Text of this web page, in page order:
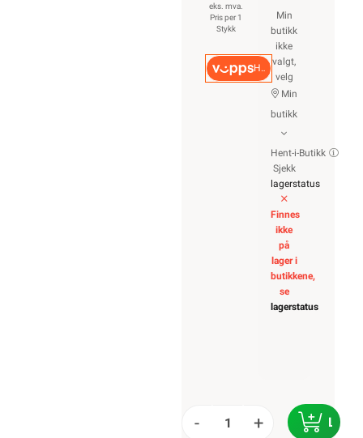
eks. mva.
Pris per 1
Stykk
Hurtigkasse
Min
butikk
ikke
valgt,
velg
Min
butikk
Hent-i-Butikk
Sjekk
lagerstatus
Finnes
ikke
på
lager i
butikkene,
se
lagerstatus
- +